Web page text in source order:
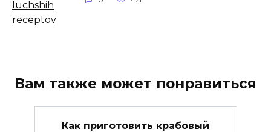
Вам также может понравиться
Как приготовить крабовый